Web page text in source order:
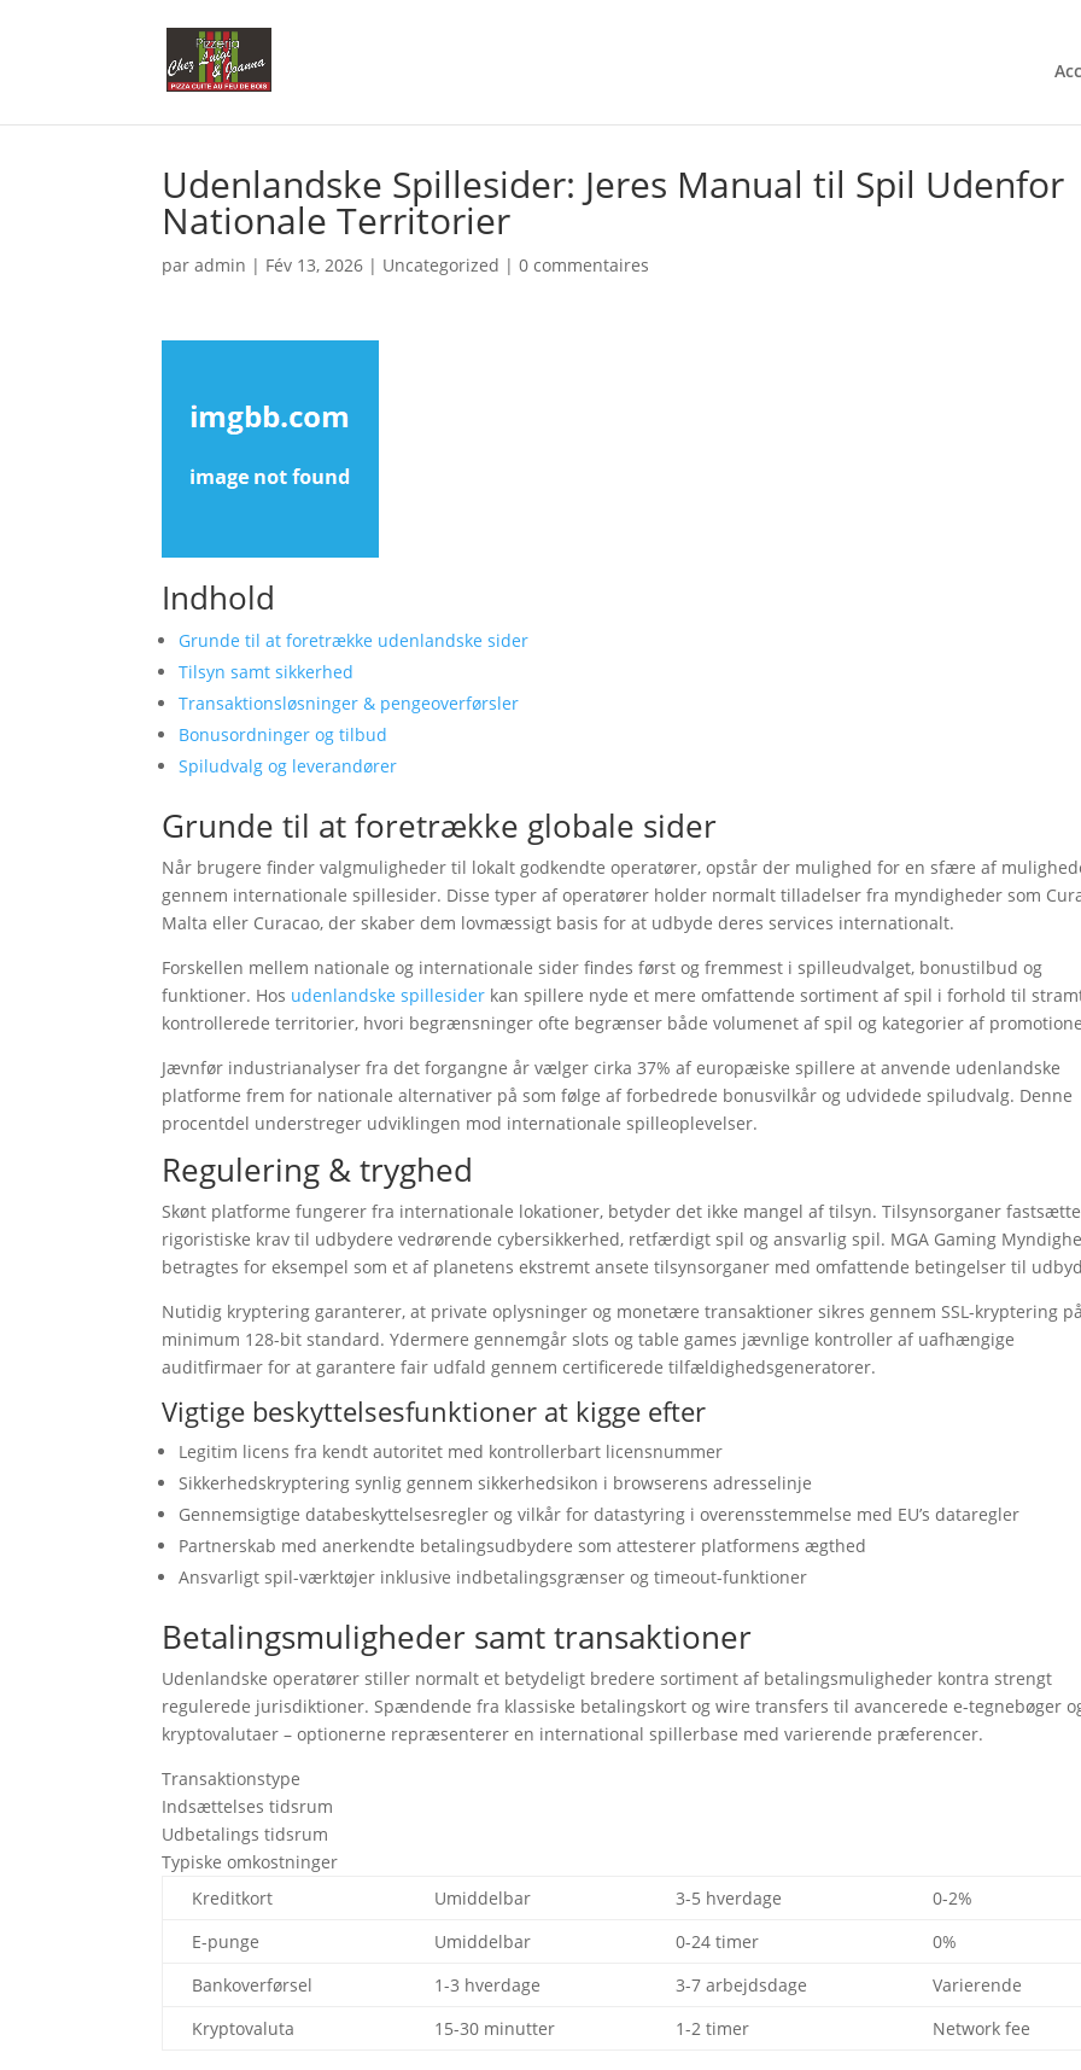
Udenlandske Spillesider: Jeres Manual til Spil Udenfor
Nationale Territorier
paradmin | Fév 13, 2026 | Uncategorized |0 commentaires
Indhold
Grunde til at foretrække udenlandske sider
Tilsyn samt sikkerhed
Transaktionsløsninger & pengeoverførsler
Bonusordninger og tilbud
Spiludvalg og leverandører
Grunde til at foretrække globale sider
Når brugere finder valgmuligheder til lokalt godkendte operatører, opstår der mulighed for en sfære af
gennem internationale spillesider. Disse typer af operatører holder normalt tilladelser fra myndigheder som
Malta eller Curacao, der skaber dem lovmæssigt basis for at udbyde deres services internationalt.
Forskellen mellem nationale og internationale sider findes først og fremmest i spilleudvalget, bonustilbud og
funktioner. Hos udenlandske spillesider kan spillere nyde et mere omfattende sortiment af spil i forhold til
kontrollerede territorier, hvori begrænsninger ofte begrænser både volumenet af spil og kategorier af
Jævnfør industrianalyser fra det forgangne år vælger cirka 37% af europæiske spillere at anvende udenlandske
platforme frem for nationale alternativer på som følge af forbedrede bonusvilkår og udvidede spiludvalg. Denne
procentdel understreger udviklingen mod internationale spilleoplevelser.
Regulering & tryghed
Skønt platforme fungerer fra internationale lokationer, betyder det ikke mangel af tilsyn. Tilsynsorganer
rigoristiske krav til udbydere vedrørende cybersikkerhed, retfærdigt spil og ansvarlig spil. MGA Gaming
betragtes for eksempel som et af planetens ekstremt ansete tilsynsorganer med omfattende betingelser til
Nutidig kryptering garanterer, at private oplysninger og monetære transaktioner sikres gennem SSL-kryptering
minimum 128-bit standard. Ydermere gennemgår slots og table games jævnlige kontroller af uafhængige
auditfirmaer for at garantere fair udfald gennem certificerede tilfældighedsgeneratorer.
Vigtige beskyttelsesfunktioner at kigge efter
Legitim licens fra kendt autoritet med kontrollerbart licensnummer
Sikkerhedskryptering synlig gennem sikkerhedsikon i browserens adresselinje
Gennemsigtige databeskyttelsesregler og vilkår for datastyring i overensstemmelse med EU’s dataregler
Partnerskab med anerkendte betalingsudbydere som attesterer platformens ægthed
Ansvarligt spil-værktøjer inklusive indbetalingsgrænser og timeout-funktioner
Betalingsmuligheder samt transaktioner
Udenlandske operatører stiller normalt et betydeligt bredere sortiment af betalingsmuligheder kontra strengt
regulerede jurisdiktioner. Spændende fra klassiske betalingskort og wire transfers til avancerede e-tegnebøger
kryptovalutaer – optionerne repræsenterer en international spillerbase med varierende præferencer.
Transaktionstype
Indsættelses tidsrum
Udbetalings tidsrum
Typiske omkostninger
Kreditkort
Umiddelbar 3-5 hverdage
0-2%
E-punge
Umiddelbar 0-24 timer
0%
Bankoverførsel
1-3 hverdage 3-7 arbejdsdage
Varierende
Kryptovaluta
15-30 minutter 1-2 timer Network fee